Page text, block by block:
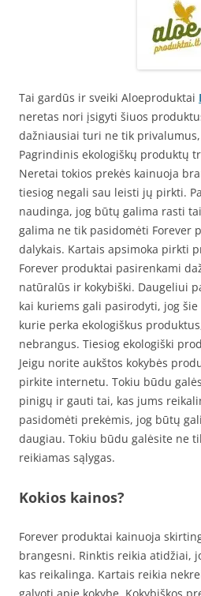
Tai gardūs ir sveiki Aloeproduktai
neretas nori įsigyti šiuos
dažniausiai turi ne tik
Pagrindinis ekologiškų produktų
Neretai tokios prekės kainuoja
tiesiog negali sau leisti jų pirkti.
naudinga, jog būtų galima rasti
galima ne tik pasidomėti Forever
dalykais. Kartais apsimoka pirkti
Forever produktai pasirenkami
natūralūs ir kokybiški. Daugeliui
kai kuriems gali pasirodyti, jog
kurie perka ekologiškus
nebrangus. Tiesiog ekologiški
Jeigu norite aukštos kokybės
pirkite internetu. Tokiu būdu
pinigų ir gauti tai, kas jums
pasidomėti prekėmis, jog būtų
daugiau. Tokiu būdu galėsite ne
reikiamas sąlygas.
Kokios kainos?
Forever produktai kainuoja
brangesni. Rinktis reikia atidžiai,
kas reikalinga. Kartais reikia